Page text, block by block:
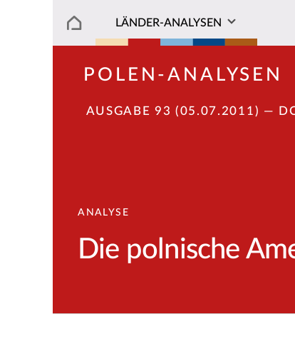
LÄNDER-ANALYSEN
POLEN-ANALYSEN
AUSGABE 93 (05.07.2011) —
ANALYSE
Die polnische